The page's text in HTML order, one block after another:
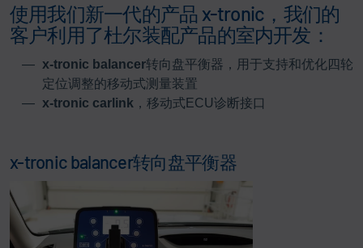
使用我们新一代的产品 x-tronic，我们的
客户利用了杜尔装配产品的室内开发：
x-tronic balancer转向盘平衡器，用于支持和优化四轮
定位调整的移动式测量装置
x-tronic carlink ，移动式ECU诊断接口
x-tronic balancer转向盘平衡器